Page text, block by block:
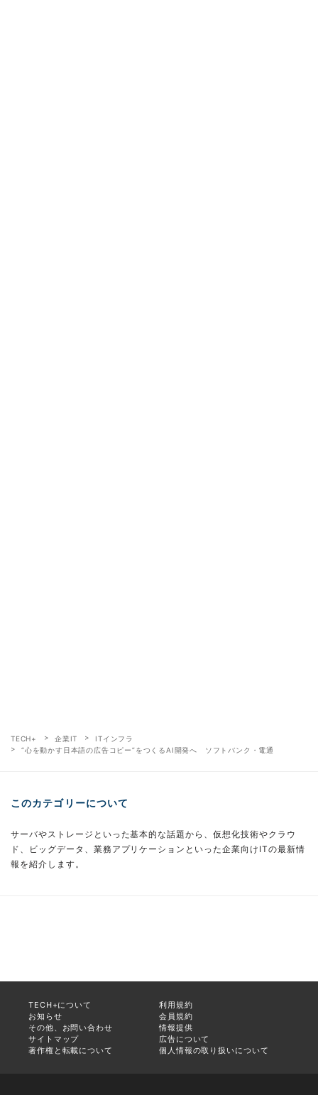
TECH+ 企業IT
ITインフラ
“心を動かす日本語の広告コピー”をつくるAI開発へ ソフトバンク・電通
このカテゴリーについて
サーバやストレージといった基本的な話題から、仮想化技術やクラウ
ド、ビッグデータ、業務アプリケーションといった企業向けITの最新情
報を紹介します。
TECH+について
利用規約
お知らせ
会員規約
その他、お問い合わせ
情報提供
サイトマップ
広告について
著作権と転載について
個人情報の取り扱いについて